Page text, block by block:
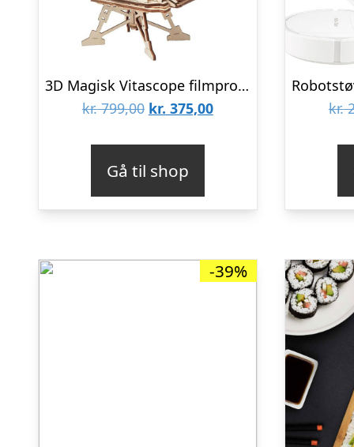
3D Magisk Vitascope filmprojektor puslespil fra Rokrâ¢ (LK601)
kr.799,00 Den
var:
kr. 799,00.
kr. 375,00Den
kr. 375,00.
Gå til shop
kr.
-39%